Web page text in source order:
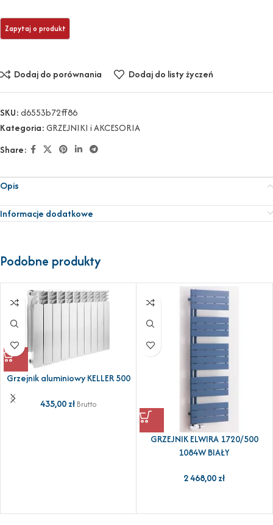
Dodaj do porównania Dodaj do listy życzeń
SKU:d6553b72ff86
Kategoria:GRZEJNIKI i AKCESORIA
Share:
Opis
Informacje dodatkowe
Podobne produkty
Grzejnik aluminiowy KELLER 500
435,00zł Brutto
GRZEJNIK ELWIRA 1720/500
1084W BIAŁY
2 468,00zł